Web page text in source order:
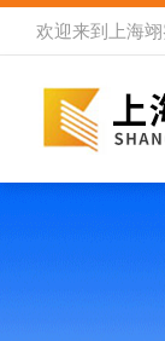
欢迎来到 上海